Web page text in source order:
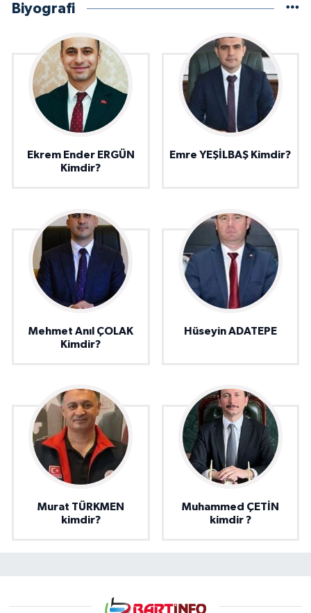
Biyografi
Ekrem Ender ERGÜN
Kimdir?
Emre YEŞİLBAŞ Kimdir?
Mehmet Anıl ÇOLAK
Kimdir?
Hüseyin ADATEPE
Murat TÜRKMEN
kimdir?
Muhammed ÇETİN
kimdir ?